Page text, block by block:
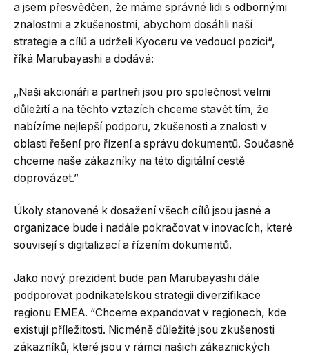
a jsem přesvědčen, že máme správné lidi s odbornými
znalostmi a zkušenostmi, abychom dosáhli naší
strategie a cílů a udrželi Kyoceru ve vedoucí pozici“,
říká Marubayashi a dodává:
„Naši akcionáři a partneři jsou pro společnost velmi
důležití a na těchto vztazích chceme stavět tím, že
nabízíme nejlepší podporu, zkušenosti a znalosti v
oblasti řešení pro řízení a správu dokumentů. Současně
chceme naše zákazníky na této digitální cestě
doprovázet.”
Úkoly stanovené k dosažení všech cílů jsou jasné a
organizace bude i nadále pokračovat v inovacích, které
souvisejí s digitalizací a řízením dokumentů.
Jako nový prezident bude pan Marubayashi dále
podporovat podnikatelskou strategii diverzifikace
regionu EMEA. “Chceme expandovat v regionech, kde
existují příležitosti. Nicméně důležité jsou zkušenosti
zákazníků, které jsou v rámci našich zákaznických